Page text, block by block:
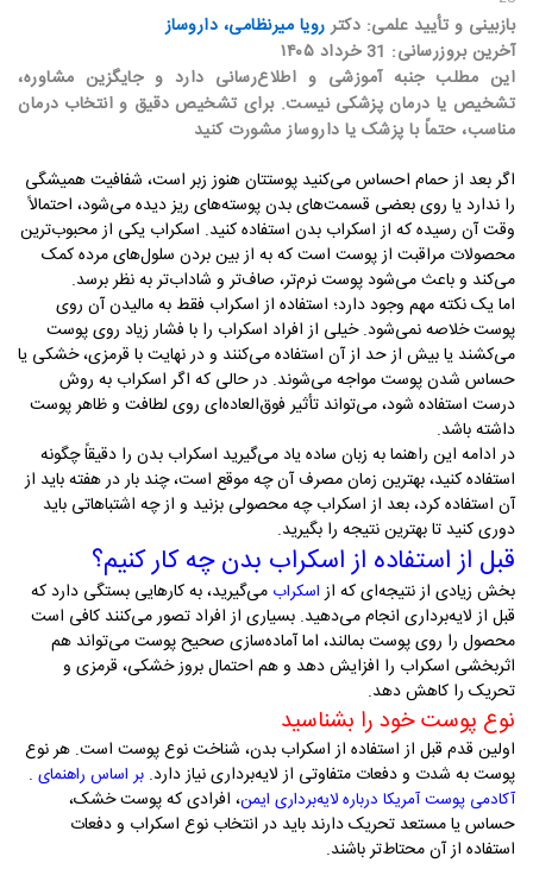
بازبینی و تأیید علمی: دکتر رویا میرنظامی، داروساز
آخرین بروزرسانی: 31 خرداد ۱۴۰۵
این مطلب جنبه آموزشی و اطلاع‌رسانی دارد و جایگزین مشاوره،
تشخیص یا درمان پزشکی نیست. برای تشخیص دقیق و انتخاب درمان
مناسب، حتماً با پزشک یا داروساز مشورت کنید
اگر بعد از حمام احساس می‌کنید پوستتان هنوز زبر است، شفافیت همیشگی
را ندارد یا روی بعضی قسمت‌های بدن پوسته‌های ریز دیده می‌شود، احتمالاً
وقت آن رسیده که از اسکراب بدن استفاده کنید. اسکراب یکی از محبوب‌ترین
محصولات مراقبت از پوست است که به از بین بردن سلول‌های مرده کمک
می‌کند و باعث می‌شود پوست نرم‌تر، صاف‌تر و شاداب‌تر به نظر برسد.
اما یک نکته مهم وجود دارد؛ استفاده از اسکراب فقط به مالیدن آن روی
پوست خلاصه نمی‌شود. خیلی از افراد اسکراب را با فشار زیاد روی پوست
می‌کشند یا بیش از حد از آن استفاده می‌کنند و در نهایت با قرمزی، خشکی یا
حساس شدن پوست مواجه می‌شوند. در حالی که اگر اسکراب به روش
درست استفاده شود، می‌تواند تأثیر فوق‌العاده‌ای روی لطافت و ظاهر پوست
داشته باشد.
در ادامه این راهنما به زبان ساده یاد می‌گیرید اسکراب بدن را دقیقاً چگونه
استفاده کنید، بهترین زمان مصرف آن چه موقع است، چند بار در هفته باید از
آن استفاده کرد، بعد از اسکراب چه محصولی بزنید و از چه اشتباهاتی باید
دوری کنید تا بهترین نتیجه را بگیرید.
قبل از استفاده از اسکراب بدن چه کار کنیم؟
بخش زیادی از نتیجه‌ای که از اسکراب می‌گیرید، به کارهایی بستگی دارد که
قبل از لایه‌برداری انجام می‌دهید. بسیاری از افراد تصور می‌کنند کافی است
محصول را روی پوست بمالند، اما آماده‌سازی صحیح پوست می‌تواند هم
اثربخشی اسکراب را افزایش دهد و هم احتمال بروز خشکی، قرمزی و
تحریک را کاهش دهد.
نوع پوست خود را بشناسید
اولین قدم قبل از استفاده از اسکراب بدن، شناخت نوع پوست است. هر نوع
پوست به شدت و دفعات متفاوتی از لایه‌برداری نیاز دارد.
. بر اساس راهنمای
آکادمی پوست آمریکا درباره لایه‌برداری ایمن، افرادی که پوست خشک،
حساس یا مستعد تحریک دارند باید در انتخاب نوع اسکراب و دفعات
استفاده از آن محتاط‌تر باشند.